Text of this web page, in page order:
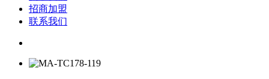
招商加盟
联系我们